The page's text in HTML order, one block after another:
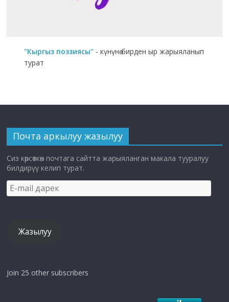
"Кыргыз поэзиясы" - күнүнө бирден ыр жарыяланып
турат
Почта аркылуу жазылуу
Сиз көрсөткөн почтага сайтта жарыяланган макала тууралуу
билдирүү келип турат.
E-
mail
Жазылуу
Join 25 other subscribers